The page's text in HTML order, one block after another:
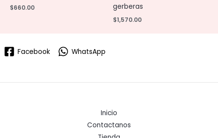
$660.00
gerberas
$1,570.00
Facebook WhatsApp
Inicio
Contactanos